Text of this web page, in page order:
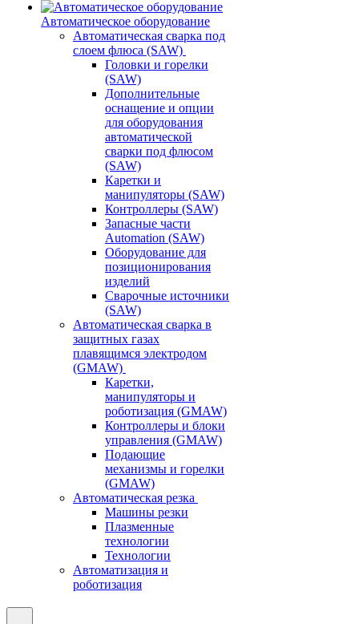
Автоматическое оборудование
Автоматическая сварка под
слоем флюса (SAW)
Головки и горелки
(SAW)
Дополнительные
оснащение и опции
для оборудования
автоматической
сварки под флюсом
(SAW)
Каретки и
манипуляторы (SAW)
Контроллеры (SAW)
Запасные части
Automation (SAW)
Оборудование для
позиционирования
изделий
Сварочные источники
(SAW)
Автоматическая сварка в
защитных газах
плавящимся электродом
(GMAW)
Каретки,
манипуляторы и
роботизация (GMAW)
Контроллеры и блоки
управления (GMAW)
Подающие
механизмы и горелки
(GMAW)
Автоматическая резка
Машины резки
Плазменные
технологии
Технологии
Автоматизация и
роботизация